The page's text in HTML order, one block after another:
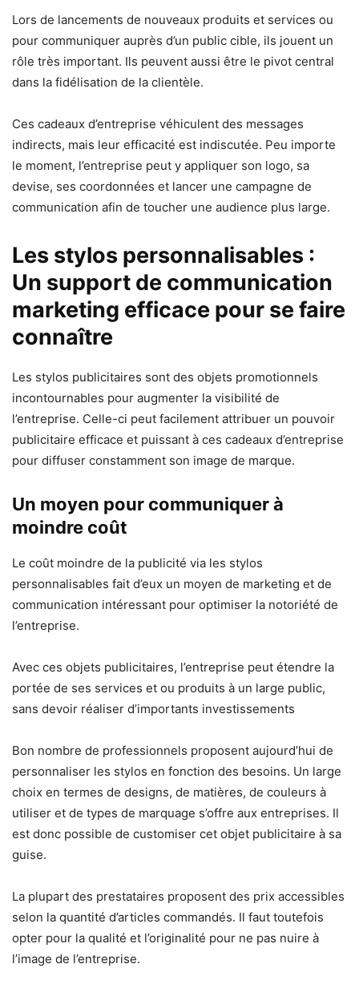
Lors de lancements de nouveaux produits et services ou
pour communiquer auprès d’un public cible, ils jouent un
rôle très important. Ils peuvent aussi être le pivot central
dans la fidélisation de la clientèle.
Ces cadeaux d’entreprise véhiculent des messages
indirects, mais leur efficacité est indiscutée. Peu importe
le moment, l’entreprise peut y appliquer son logo, sa
devise, ses coordonnées et lancer une campagne de
communication afin de toucher une audience plus large.
Les stylos personnalisables :
Un support de communication
marketing efficace pour se faire
connaître
Les stylos publicitaires sont des objets promotionnels
incontournables pour augmenter la visibilité de
l’entreprise. Celle-ci peut facilement attribuer un pouvoir
publicitaire efficace et puissant à ces cadeaux d’entreprise
pour diffuser constamment son image de marque.
Un moyen pour communiquer à
moindre coût
Le coût moindre de la publicité via les stylos
personnalisables fait d’eux un moyen de marketing et de
communication intéressant pour optimiser la notoriété de
l’entreprise.
Avec ces objets publicitaires, l’entreprise peut étendre la
portée de ses services et ou produits à un large public,
sans devoir réaliser d’importants investissements
Bon nombre de professionnels proposent aujourd’hui de
personnaliser les stylos en fonction des besoins. Un large
choix en termes de designs, de matières, de couleurs à
utiliser et de types de marquage s’offre aux entreprises. Il
est donc possible de customiser cet objet publicitaire à sa
guise.
La plupart des prestataires proposent des prix accessibles
selon la quantité d’articles commandés. Il faut toutefois
opter pour la qualité et l’originalité pour ne pas nuire à
l’image de l’entreprise.